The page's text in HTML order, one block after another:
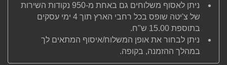
ניתן לאסוף משלוחים גם באחת מ-950 נקודות השירות
של צ'יטה שופס בכל רחבי הארץ תוך 4 ימי עסקים
בתוספת 15.00 ש"ח.
ניתן לבחור את אופן המשלוח/איסוף המתאים לך
במהלך ההזמנה, בקופה.